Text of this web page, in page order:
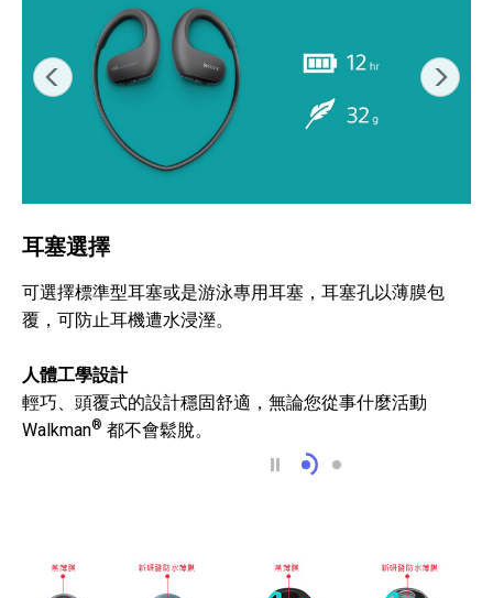
耳塞選擇環境聲模式
耳塞選擇
可選擇標準型耳塞或是游泳專用耳塞，耳塞孔以薄膜包
覆，可防止耳機遭水浸溼。
人體工學設計
輕巧、頭覆式的設計穩固舒適，無論您從事什麼活動
Walkman® 都不會鬆脫。